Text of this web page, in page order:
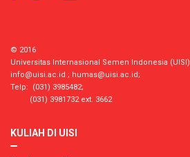
© 2016
Universitas Internasional Semen Indonesia (UISI)
info@uisi.ac.id ; humas@uisi.ac.id;
Telp: (031) 3985482;
(031) 3981732 ext. 3662
KULIAH DI UISI